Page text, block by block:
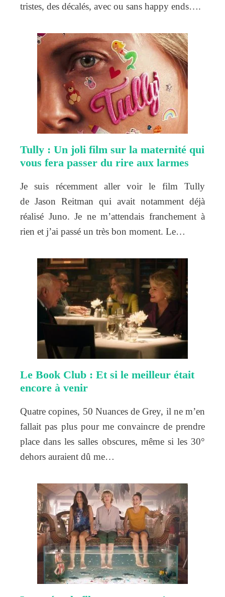
tristes, des décalés, avec ou sans happy ends….
Tully : Un joli film sur la maternité qui
vous fera passer du rire aux larmes
Je suis récemment aller voir le film Tully
de Jason Reitman qui avait notamment déjà
réalisé Juno. Je ne m’attendais franchement à
rien et j’ai passé un très bon moment. Le…
Le Book Club : Et si le meilleur était
encore à venir
Quatre copines, 50 Nuances de Grey, il ne m’en
fallait pas plus pour me convaincre de prendre
place dans les salles obscures, même si les 30°
dehors auraient dû me…